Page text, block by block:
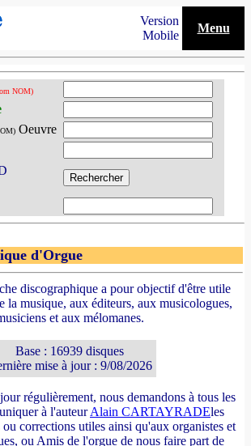
Version
Mobile
Menu
NOM)
Oeuvre
d'Orgue
discographique a pour objectif d'être utile
la musique, aux éditeurs, aux musicologues,
et aux mélomanes.
Base : 16939 disques
mise à jour : 9/08/2026
régulièrement, nous demandons à tous les
à l'auteurAlain CARTAYRADEles
corrections utiles ainsi qu'aux organistes et
ou Amis de l'orgue de nous faire part de